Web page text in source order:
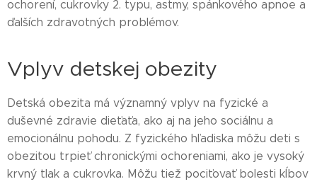
ochorení, cukrovky 2. typu, astmy, spánkového apnoe a
ďalších zdravotných problémov.
Vplyv detskej obezity
Detská obezita má významný vplyv na fyzické a
duševné zdravie dieťaťa, ako aj na jeho sociálnu a
emocionálnu pohodu. Z fyzického hľadiska môžu deti s
obezitou trpieť chronickými ochoreniami, ako je vysoký
krvný tlak a cukrovka. Môžu tiež pociťovať bolesti kĺbov